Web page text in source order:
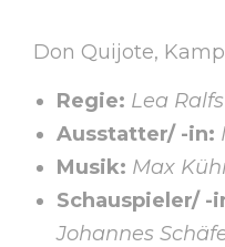
Don Quijote,
Regie: Lea Ralfs
Ausstatter/ -in:
Musik: Max
Schauspieler/ -
Johannes